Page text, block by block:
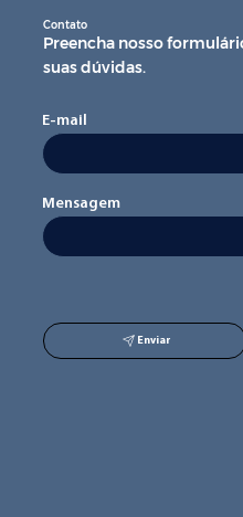
Contato
Preencha nosso
suas dúvidas.
E-mail
Mensagem
Enviar